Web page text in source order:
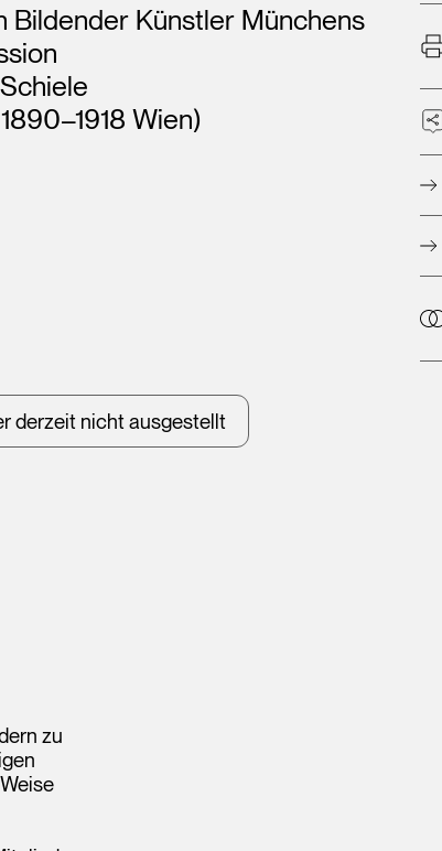
Bildender Künstler Münchens
Wien)
derzeit nicht ausgestellt
zu